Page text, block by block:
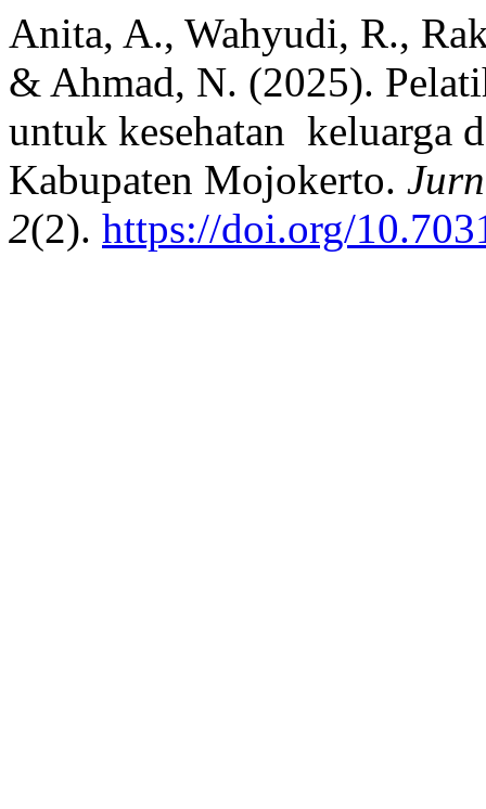
Anita, A., Wahyudi, R.,
& Ahmad, N. (2025).
untuk kesehatan keluarga
Kabupaten Mojokerto.
2(2). https://doi.org/